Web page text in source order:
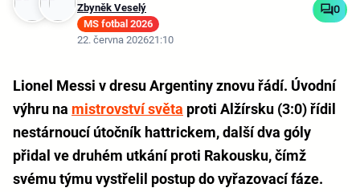
Zbyněk Veselý
MS fotbal 2026
22. června 202621:10
0
Lionel Messi v dresu Argentiny znovu řádí. Úvodní
výhru na mistrovství světa proti Alžírsku (3:0) řídil
nestárnoucí útočník hattrickem, další dva góly
přidal ve druhém utkání proti Rakousku, čímž
svému týmu vystřelil postup do vyřazovací fáze.